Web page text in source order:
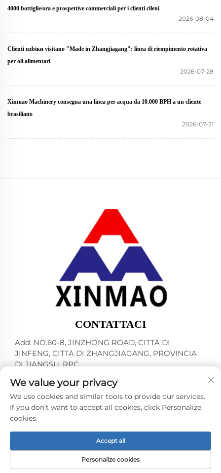
4000 bottiglie/ora e prospettive commerciali per i clienti cileni
2026-08-04
Clienti uzbiки visitano "Made in Zhangjiagang": linea di riempimento rotativa
per oli alimentari
2026-07-28
Xinmao Machinery consegna una linea per acqua da 10.000 BPH a un cliente
brasiliano
2026-07-31
CONTATTACI
Add: NO.60-8, JINZHONG ROAD, CITTÀ DI
JINFENG, CITTÀ DI ZHANGJIAGANG, PROVINCIA
DI JIANGSU, RPC
Tel: +86-13145032343
E-mail:[email protected]
DRINK MACHINERY CO.,LTD. -Informativa sulla privacy
We value your privacy
We use cookies and similar tools to provide our services.
If you don't want to accept all cookies, click Personalize
cookies.
Personalize cookies
Accept all